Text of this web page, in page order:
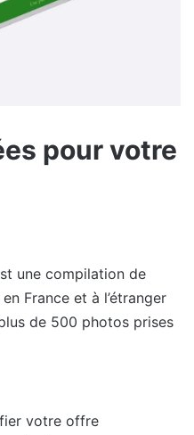
pour votre
une compilation de
France et à l’étranger
de 500 photos prises
votre offre